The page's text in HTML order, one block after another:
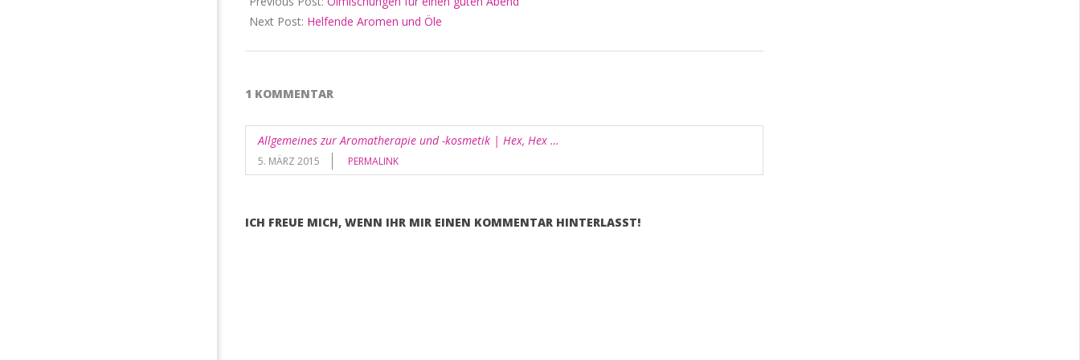
Next Post: Helfende Aromen und Öle
1 KOMMENTAR
Allgemeines zur Aromatherapie und -kosmetik | Hex, Hex …
5. MÄRZ 2015 PERMALINK
ICH FREUE MICH, WENN IHR MIR EINEN KOMMENTAR HINTERLASST!